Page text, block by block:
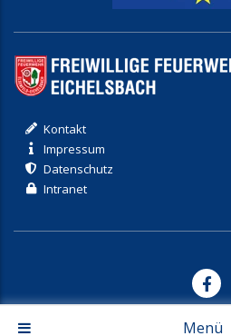
Kontakt
Impressum
Datenschutz
Intranet
© 2017-2026 FreiwilligeMenü